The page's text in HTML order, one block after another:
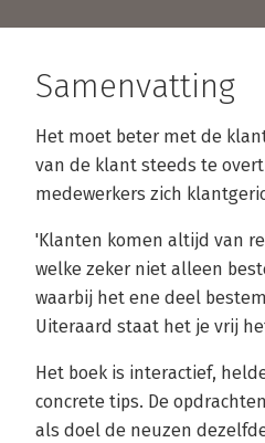
Samenvatting
Het moet beter met de
van de klant steeds te
medewerkers zich
'Klanten komen altijd van
welke zeker niet alleen
waarbij het ene deel
Uiteraard staat het je vrij
Het boek is interactief,
concrete tips. De
als doel de neuzen